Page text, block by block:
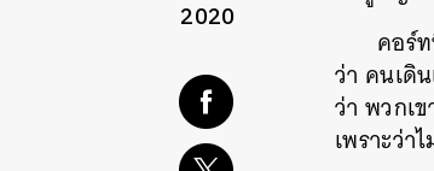
2020
คอร์
ว่า คนเดิ
ว่า พวกเ
เพราะว่า